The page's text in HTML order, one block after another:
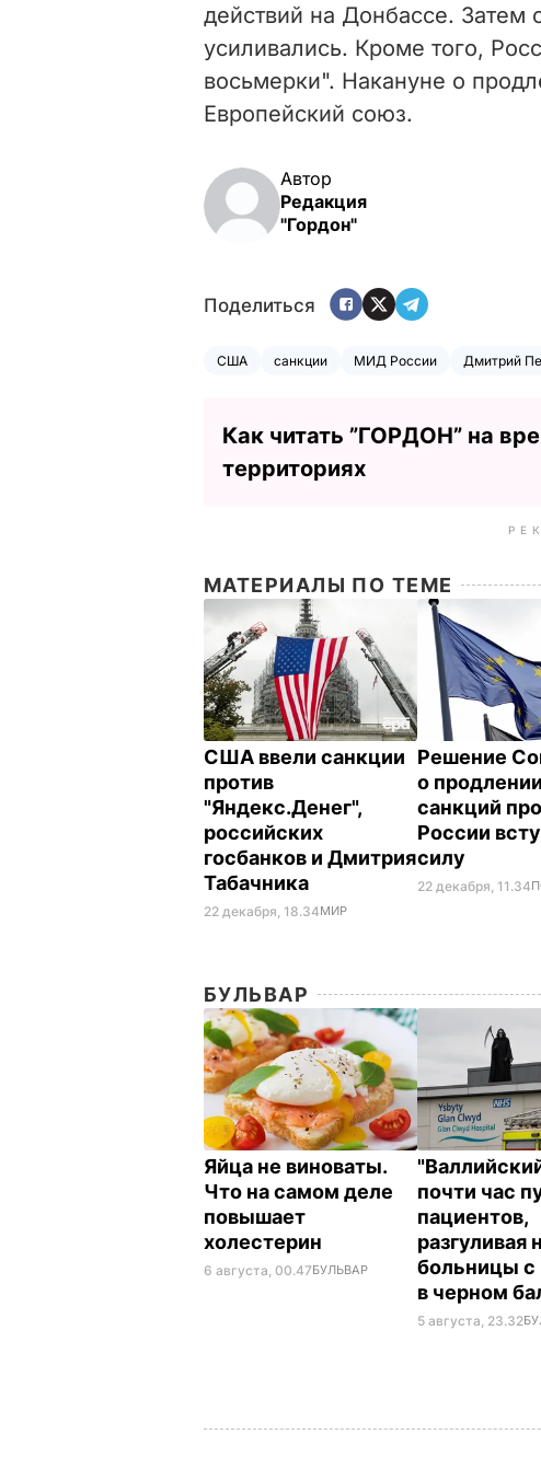
действий на Донбассе. Затем
усиливались. Кроме того,
восьмерки". Накануне о
Европейский союз.
Автор
Редакция
"Гордон"
Поделиться
США санкции МИД России Дмитрий
Как читать ”ГОРДОН” на
территориях
МАТЕРИАЛЫ ПО ТЕМЕ
США ввели санкции
против
"Яндекс.Денег",
российских
госбанков и Дмитрия
Табачника
22 декабря, 18.34МИР
Решение
о продлении
санкций
России
силу
22 декабря, 11.34
БУЛЬВАР
Яйца не виноваты.
Что на самом деле
повышает
холестерин
6 августа, 00.47БУЛЬВАР
почти час
пациентов,
разгуливая
больницы с
в черном
5 августа, 23.32